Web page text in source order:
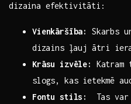
dizaina efektivitāti:
Vienkāršība:
Skarbs
⁢dizains ļauj ātri
Krāsu ​izvēle:
Katram
slogs, kas ietekmē
Fontu stils:
Tas